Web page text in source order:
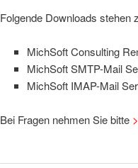
Folgende Downloads stehen
MichSoft Consulting
MichSoft SMTP-Mail
MichSoft IMAP-Mail
Bei Fragen nehmen Sie bitte